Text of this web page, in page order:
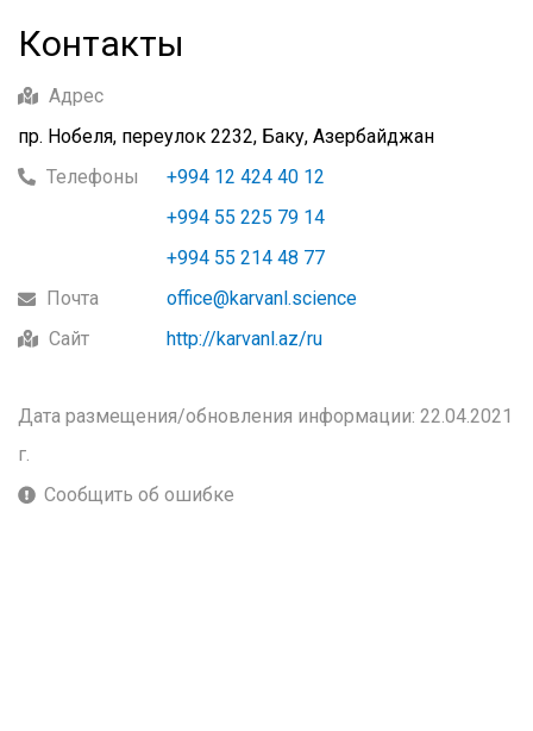
Контакты
Адрес
пр. Нобеля, переулок 2232, Баку, Азербайджан
Телефоны
+994 12 424 40 12
+994 55 225 79 14
+994 55 214 48 77
Почта
office@karvanl.science
Сайт
http://karvanl.az/ru
Дата размещения/обновления информации: 22.04.2021
г.
Сообщить об ошибке